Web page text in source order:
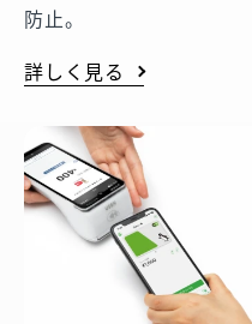
防止。
詳しく見る